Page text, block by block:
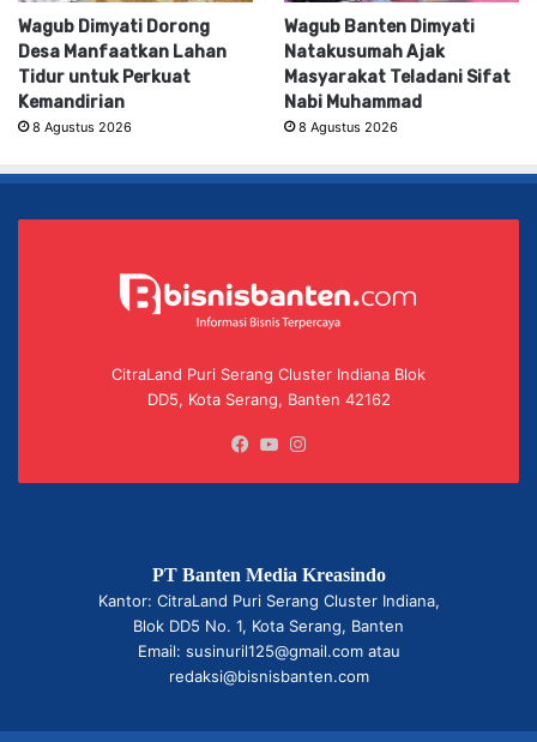
Wagub Dimyati Dorong
Desa Manfaatkan Lahan
Tidur untuk Perkuat
Kemandirian
8 Agustus 2026
Wagub Banten Dimyati
Natakusumah Ajak
Masyarakat Teladani Sifat
Nabi Muhammad
8 Agustus 2026
CitraLand Puri Serang Cluster Indiana Blok
DD5, Kota Serang, Banten 42162
Facebook
YouTube
PT Banten Media Kreasindo
Kantor: CitraLand Puri Serang Cluster Indiana,
Blok DD5 No. 1, Kota Serang, Banten
Email: susinuril125@gmail.com atau
redaksi@bisnisbanten.com